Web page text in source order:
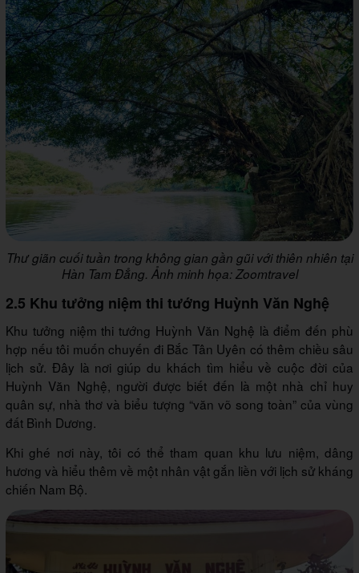
Thư giãn cuối tuần trong không gian gần gũi với thiên nhiên tại
Hàn Tam Đẳng. Ảnh minh họa: Zoomtravel
2.5 Khu tưởng niệm thi tướng Huỳnh Văn Nghệ
Khu tưởng niệm thi tướng Huỳnh Văn Nghệ là điểm đến phù
hợp nếu tôi muốn chuyến đi Bắc Tân Uyên có thêm chiều sâu
lịch sử. Đây là nơi giúp du khách tìm hiểu về cuộc đời của
Huỳnh Văn Nghệ, người được biết đến là một nhà chỉ huy
quân sự, nhà thơ và biểu tượng “văn võ song toàn” của vùng
đất Bình Dương.
Khi ghé nơi này, tôi có thể tham quan khu lưu niệm, dâng
hương và hiểu thêm về một nhân vật gắn liền với lịch sử kháng
chiến Nam Bộ.